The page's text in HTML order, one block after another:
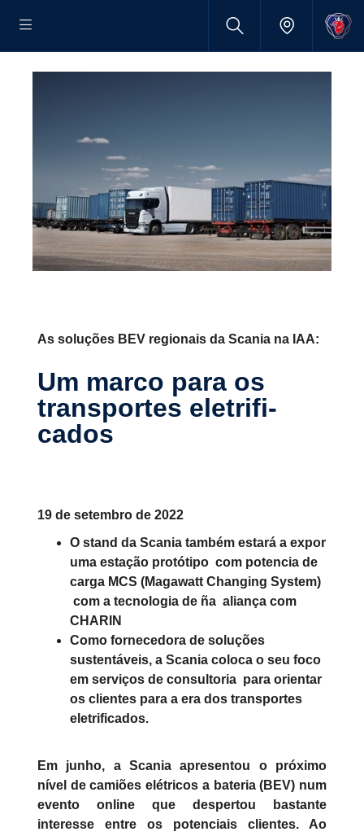
As soluções BEV regionais da Scania na IAA:
Um marco para os
trans­portes eletri­fi­
cados
19 de setembro de 2022
O stand da Scania também estará a expor
uma estação protótipo com potencia de
carga MCS (Magawatt Changing System)
com a tecnologia de ña aliança com
CHARIN
Como fornecedora de soluções
sustentáveis, a Scania coloca o seu foco
em serviços de consultoria para orientar
os clientes para a era dos transportes
eletrificados.
Em junho, a Scania apresentou o próximo
nível de camiões elétricos a bateria (BEV) num
evento online que despertou bastante
interesse entre os potenciais clientes. Ao